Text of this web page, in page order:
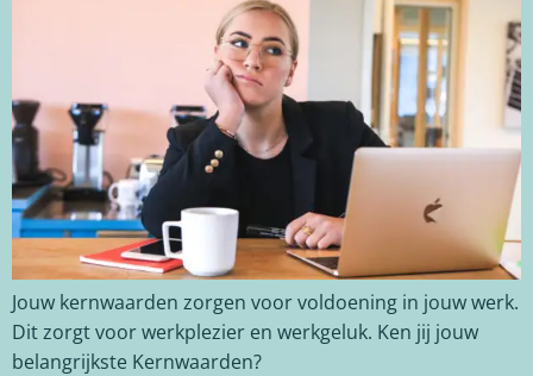
Jouw kernwaarden zorgen voor voldoening in jouw werk.
Dit zorgt voor werkplezier en werkgeluk. Ken jij jouw
belangrijkste Kernwaarden?